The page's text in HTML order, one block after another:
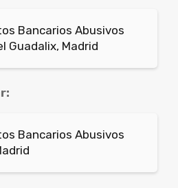
Bancarios Abusivos
Guadalix, Madrid
Bancarios Abusivos